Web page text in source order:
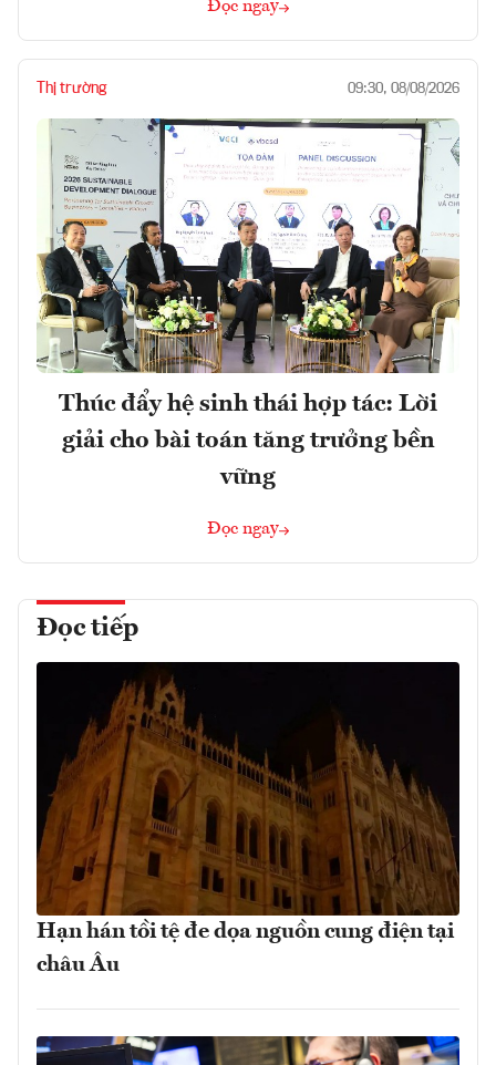
Đọc ngay
Thị trường 09:30, 08/08/2026
Thúc đẩy hệ sinh thái hợp tác: Lời
giải cho bài toán tăng trưởng bền
vững
Đọc ngay
Đọc tiếp
Hạn hán tồi tệ đe dọa nguồn cung điện tại
châu Âu